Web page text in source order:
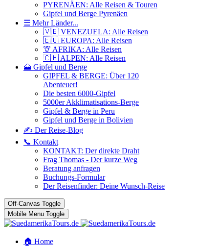
PYRENÄEN: Alle Reisen & Touren
Gipfel und Berge Pyrenäen
☰ Mehr Länder...
🇻🇪 VENEZUELA: Alle Reisen
🇪🇺 EUROPA: Alle Reisen
🦒 AFRIKA: Alle Reisen
🇨🇭 ALPEN: Alle Reisen
🗻 Gipfel und Berge
GIPFEL & BERGE: Über 120
Abenteuer!
Die besten 6000-Gipfel
5000er Akklimatisations-Berge
Gipfel & Berge in Peru
Gipfel und Berge in Bolivien
✍️ Der Reise-Blog
📞 Kontakt
KONTAKT: Der direkte Draht
Frag Thomas - Der kurze Weg
Beratung anfragen
Buchungs-Formular
Der Reisenfinder: Deine Wunsch-Reise
Off-Canvas Toggle
Mobile Menu Toggle
🏠 Home